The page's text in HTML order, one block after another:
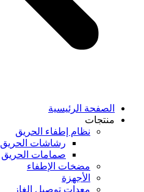
الصفحة الرئيسية
منتجات
نظام إطفاء الحريق
رشاشات الحريق
صمامات الحريق
مضخات الإطفاء
الأجهزة
معدات توصيل الغاز